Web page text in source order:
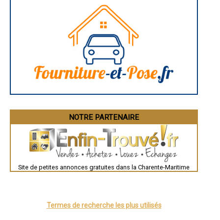
- Entreprise de démolition à Thénac
- Entreprise de démolition à Saint-Romain-de-Benet
- Entreprise de démolition à Courçon
- Entreprise de démolition à Saint-Porchaire
- Entreprise de démolition à Corme-Royal
- Entreprise de démolition à Gonds
- Entreprise de démolition à Breuil-Magné
- Entreprise de démolition à Mirambeau
- Entreprise de démolition à Saint-Sauveur-d'Aunis
- Entreprise de démolition à Aulnay
- Entreprise de démolition à Chaillevette
- Entreprise de démolition à Le Thou
- Entreprise de démolition à Yves
- Entreprise de démolition à Thairé
- Entreprise de démolition à Trizay
- Entreprise de démolition à Ars-en-Ré
- Entreprise de démolition à Saint-Denis-d'Oléron
- Entreprise de démolition à Burie
- Entreprise de démolition à Meursac
NOTRE PARTENAIRE
Site de petites annonces gratuites dans la Charente-Maritime
Termes de recherche les plus utilisés